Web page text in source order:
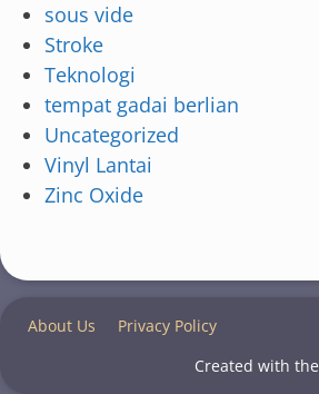
sous vide
Stroke
Teknologi
tempat gadai berlian
Uncategorized
Vinyl Lantai
Zinc Oxide
About Us
Privacy Policy
Created with the